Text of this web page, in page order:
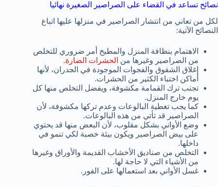
نصائح تساعد في القضاء على الصراصير الصغيرة نهائيا
لكل من تعاني من انتشار الصراصير في منزلها عليها اتباع
النصائح الآتية:
الاهتمام بنظافة المنزل والمطبخ أمر ضروري للتخلص
من الصراصير وغيرها من الحشرات الضارة.
إغلاق الشقوق والفجوات الموجودة في الجدران، لأنها
أماكن اختباء الكثير من الحشرات.
تجنب ترك القمامة مكشوفة، ويفضل التخلص منها كل
يوم خارج المنزل.
كما يجب تغطية البالوعات وعدم تركها مكشوفة، لأن
الصراصير قد تأتي من هذه البالوعات.
وضع الأواني بشكل مقلوب، لأن البعض منها قد يحتوي
على بيض الصراصير ويكون بيئة خصبة لكي تنمو في
داخلها.
التخلص من صناديق الأخشاب القديمة والأوراق وغيرها
من الأشياء التي لا حاجة لها.
غسل الأواني بعد استعمالها على الفور.